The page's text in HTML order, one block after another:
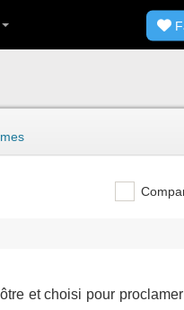
et choisi pour